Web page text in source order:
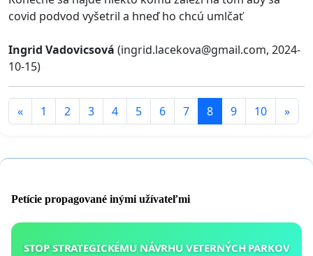
covid podvod vyšetril a hneď ho chcú umlčať
Ingrid Vadovicsová (ingrid.lacekova@gmail.com, 2024-
10-15)
« 1 2 3 4 5 6 7 8 9 10 »
Petície propagované inými užívateľmi
STOP STRATEGICKÉMU NÁVRHU VETERNÝCH PARKOV